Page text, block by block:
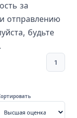
условий.
за
отправлению
будьте
1